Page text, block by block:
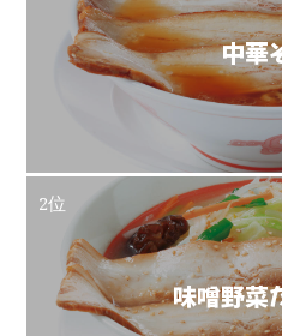
中華
2位
味噌野菜